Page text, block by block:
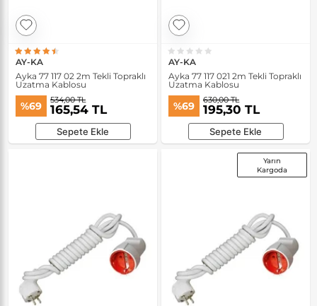
AY-KA
Ayka 77 117 02 2m Tekli Topraklı
Uzatma Kablosu
%69 534,00 TL
165,54 TL
Sepete Ekle
AY-KA
Ayka 77 117 021 2m Tekli Topraklı
Uzatma Kablosu
%69 630,00 TL
195,30 TL
Sepete Ekle
Yarın
Kargoda